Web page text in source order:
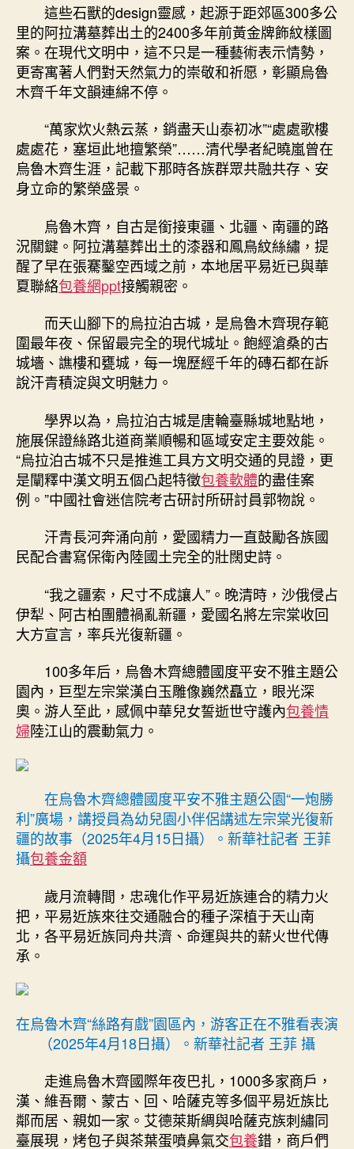
這些石獸的design靈感，起源于距郊區300多公
里的阿拉溝墓葬出土的2400多年前黃金牌飾紋樣圖
案。在現代文明中，這不只是一種藝術表示情勢，
更寄寓著人們對天然氣力的崇敬和祈愿，彰顯烏魯
木齊千年文韻連綿不停。
“萬家炊火熱云蒸，銷盡天山泰初冰”“處處歌樓
處處花，塞垣此地擅繁榮”……清代學者紀曉嵐曾在
烏魯木齊生涯，記載下那時各族群眾共融共存、安
身立命的繁榮盛景。
烏魯木齊，自古是銜接東疆、北疆、南疆的路
況關鍵。阿拉溝墓葬出土的漆器和鳳鳥紋絲繡，提
醒了早在張騫鑿空西域之前，本地居平易近已與華
夏聯絡包養網ppt接觸親密。
而天山腳下的烏拉泊古城，是烏魯木齊現存範
圍最年夜、保留最完全的現代城址。飽經滄桑的古
城墻、譙樓和甕城，每一塊歷經千年的磚石都在訴
說汗青積淀與文明魅力。
學界以為，烏拉泊古城是唐輪臺縣城地點地，
施展保證絲路北道商業順暢和區域安定主要效能。
“烏拉泊古城不只是推進工具方文明交通的見證，更
是闡釋中漢文明五個凸起特徵包養軟體的盡佳案
例。”中國社會迷信院考古研討所研討員郭物說。
汗青長河奔涌向前，愛國精力一直鼓勵各族國
民配合書寫保衛內陸國土完全的壯闊史詩。
“我之疆索，尺寸不成讓人”。晚清時，沙俄侵占
伊犁、阿古柏團體禍亂新疆，愛國名將左宗棠收回
大方宣言，率兵光復新疆。
100多年后，烏魯木齊總體國度平安不雅主題公
園內，巨型左宗棠漢白玉雕像巍然矗立，眼光深
奧。游人至此，感佩中華兒女誓逝世守護內包養情
婦陸江山的震動氣力。
在烏魯木齊總體國度平安不雅主題公園“一炮勝
利”廣場，講授員為幼兒園小伴侶講述左宗棠光復新
疆的故事（2025年4月15日攝）。新華社記者 王菲
攝包養金額
歲月流轉間，忠魂化作平易近族連合的精力火
把，平易近族來往交通融合的種子深植于天山南
北，各平易近族同舟共濟、命運與共的薪火世代傳
承。
在烏魯木齊“絲路有戲”園區內，游客正在不雅看表演
（2025年4月18日攝）。新華社記者 王菲 攝
走進烏魯木齊國際年夜巴扎，1000多家商戶，
漢、維吾爾、蒙古、回、哈薩克等多個平易近族比
鄰而居、親如一家。艾德萊斯綢與哈薩克族刺繡同
臺展現，烤包子與茶葉蛋噴鼻氣交包養錯，商戶們